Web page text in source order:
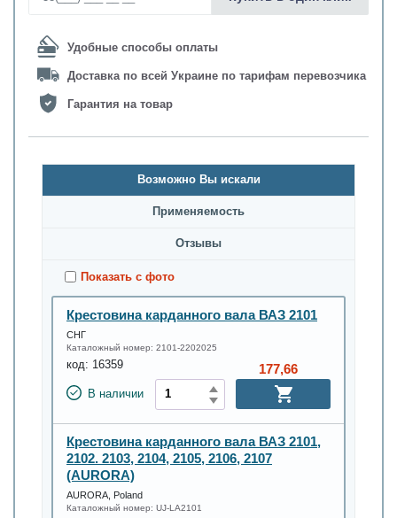
Удобные способы оплаты
Доставка по всей Украине по тарифам перевозчика
Гарантия на товар
Возможно Вы искали
Применяемость
Oтзывы
Показать с фото
Крестовина карданного вала ВАЗ 2101
СНГ
Каталожный номер: 2101-2202025
код: 16359
В наличии
177,66
Крестовина карданного вала ВАЗ 2101,
2102. 2103, 2104, 2105, 2106, 2107
(AURORA)
AURORA, Poland
Каталожный номер: UJ-LA2101